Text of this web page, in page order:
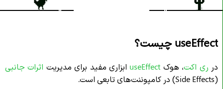
useEffect چیست؟
در ری اکت، هوک useEffect ابزاری مفید برای مدیریت اثرات جانبی
(Side Effects) در کامپوننت‌های تابعی است.